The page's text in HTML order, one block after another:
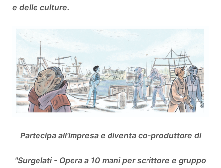
e delle culture.
Partecipa all'impresa e diventa co-produttore di
"Surgelati - Opera a 10 mani per scrittore e gruppo